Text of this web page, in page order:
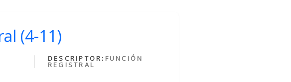
(4-11)
DESCRIPTOR: FUNCIÓN
REGISTRAL